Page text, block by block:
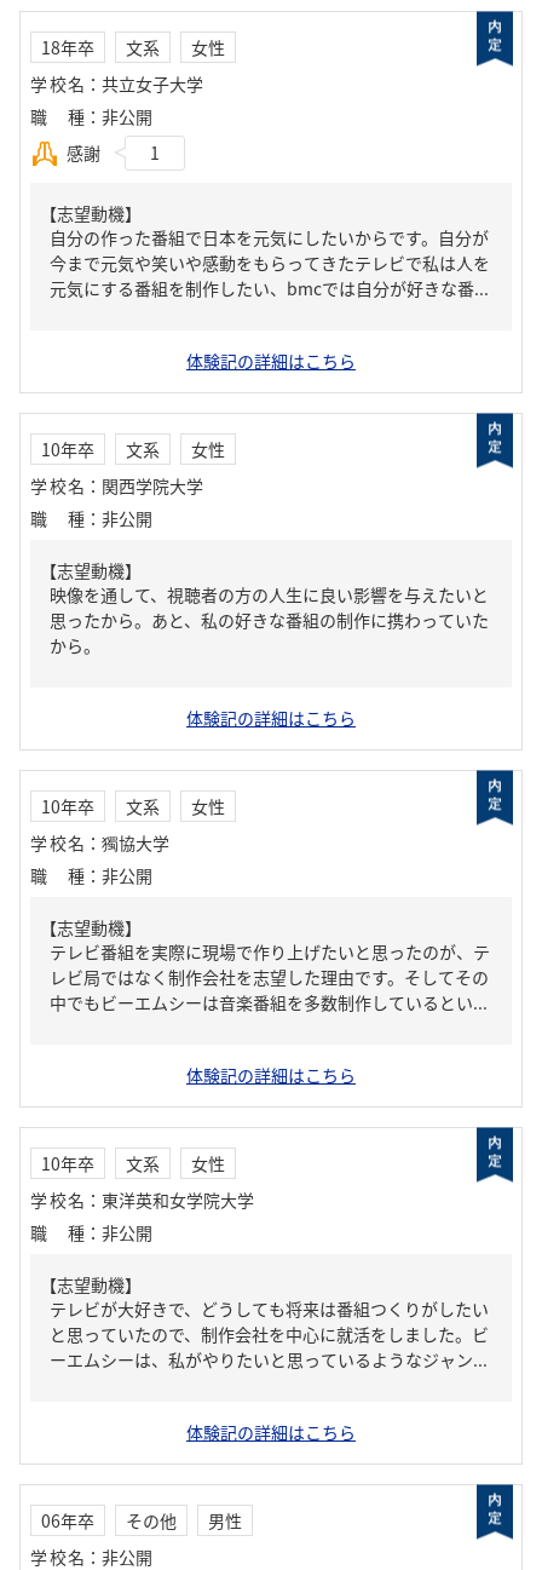
18年卒 文系
女性
学校名 ： 共立女子大学
職種 ： 非公開
感謝
1
【志望動機】
自分の作った番組で日本を元気にしたいからです。自分が
今まで元気や笑いや感動をもらってきたテレビで私は人を
元気にする番組を制作したい、bmcでは自分が好きな番...
体験記の詳細はこちら
10年卒 文系
女性
学校名 ： 関西学院大学
職種 ： 非公開
【志望動機】
映像を通して、視聴者の方の人生に良い影響を与えたいと
思ったから。あと、私の好きな番組の制作に携わっていた
から。
体験記の詳細はこちら
10年卒 文系
女性
学校名 ： 獨協大学
職種 ： 非公開
【志望動機】
テレビ番組を実際に現場で作り上げたいと思ったのが、テ
レビ局ではなく制作会社を志望した理由です。そしてその
中でもビーエムシーは音楽番組を多数制作しているとい...
体験記の詳細はこちら
10年卒 文系
女性
学校名 ： 東洋英和女学院大学
職種 ： 非公開
【志望動機】
テレビが大好きで、どうしても将来は番組つくりがしたい
と思っていたので、制作会社を中心に就活をしました。ビ
ーエムシーは、私がやりたいと思っているようなジャン...
体験記の詳細はこちら
06年卒 その他
男性
学校名 ： 非公開